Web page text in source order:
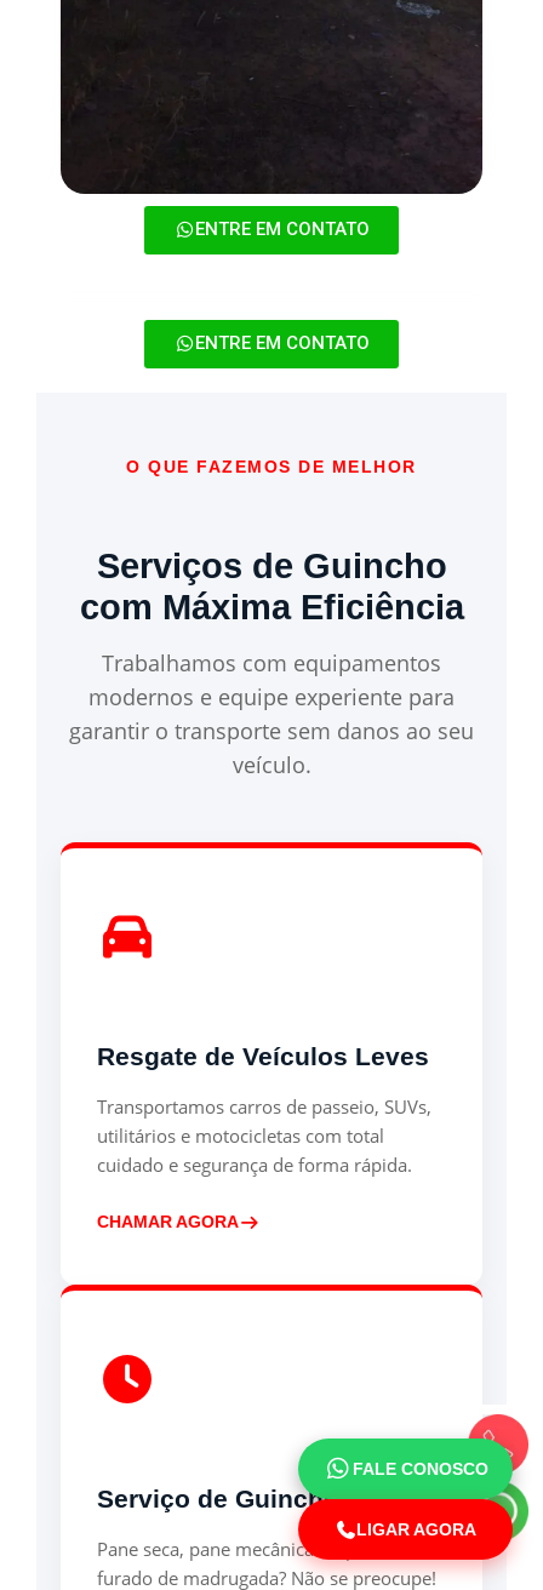
ENTRE EM CONTATO
ENTRE EM CONTATO
O QUE FAZEMOS DE MELHOR
Serviços de Guincho
com Máxima Eficiência
Trabalhamos com equipamentos
modernos e equipe experiente para
garantir o transporte sem danos ao seu
veículo.
Resgate de Veículos Leves
Transportamos carros de passeio, SUVs,
utilitários e motocicletas com total
cuidado e segurança de forma rápida.
CHAMAR AGORA
Serviço de Guincho 24h
Pane seca, pane mecânica ou pneu
furado de madrugada? Não se preocupe!
FALE CONOSCO
LIGAR AGORA
Fale conosco via
WhatsApp